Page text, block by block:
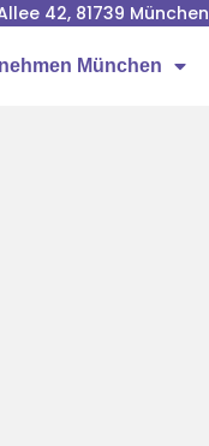
42, 81739 München
München